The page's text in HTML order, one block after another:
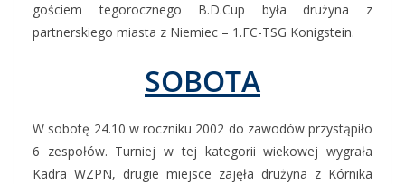
gościem tegorocznego B.D.Cup była drużyna z
partnerskiego miasta z Niemiec – 1.FC-TSG Konigstein.
SOBOTA
W sobotę 24.10 w roczniku 2002 do zawodów przystąpiło
6 zespołów. Turniej w tej kategorii wiekowej wygrała
Kadra WZPN, drugie miejsce zajęła drużyna z Kórnika